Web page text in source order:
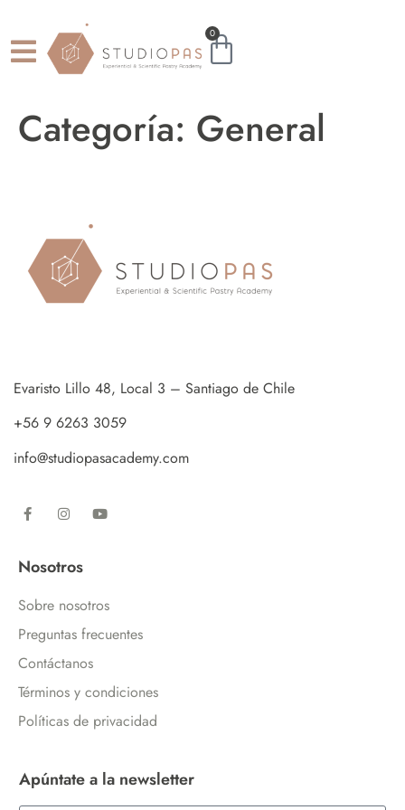
0
Categoría: General
Evaristo Lillo 48, Local 3 – Santiago de Chile
+56 9 6263 3059
info@studiopasacademy.com
Nosotros
Sobre nosotros
Preguntas frecuentes
Contáctanos
Términos y condiciones
Políticas de privacidad
Apúntate a la newsletter